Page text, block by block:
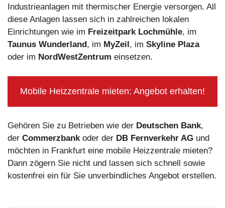
Industrieanlagen mit thermischer Energie versorgen. All
diese Anlagen lassen sich in zahlreichen lokalen
Einrichtungen wie im Freizeitpark Lochmühle, im
Taunus Wunderland , im MyZeil , im Skyline Plaza
oder im NordWestZentrum einsetzen.
Mobile Heizzentrale mieten: Angebot erhalten!
Gehören Sie zu Betrieben wie der Deutschen Bank,
der Commerzbank oder der DB Fernverkehr AG und
möchten in Frankfurt eine mobile Heizzentrale mieten?
Dann zögern Sie nicht und lassen sich schnell sowie
kostenfrei ein für Sie unverbindliches Angebot erstellen.